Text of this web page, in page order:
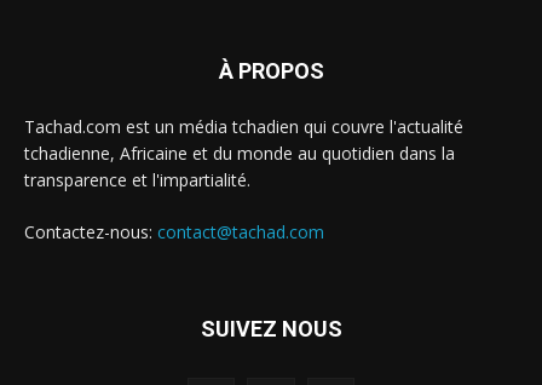
À PROPOS
Tachad.com est un média tchadien qui couvre l'actualité
tchadienne, Africaine et du monde au quotidien dans la
transparence et l'impartialité.
Contactez-nous: contact@tachad.com
SUIVEZ NOUS